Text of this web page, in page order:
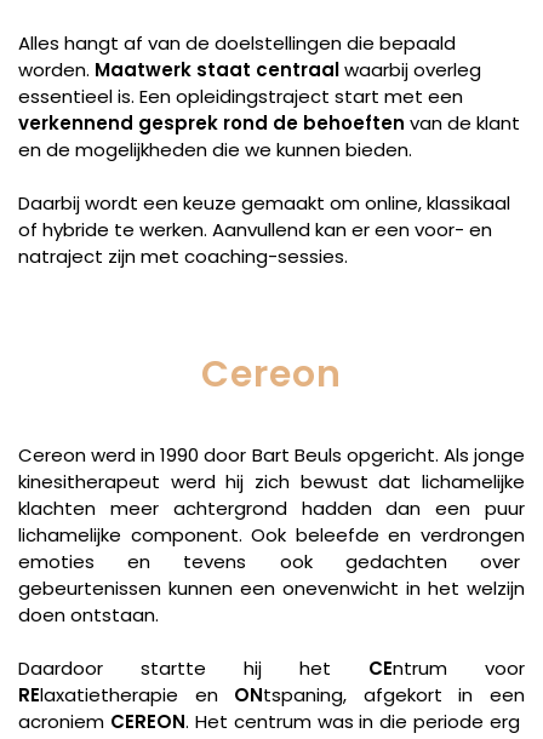
Alles hangt af van de doelstellingen die bepaald
worden. Maatwerk staat centraalwaarbij overleg
essentieel is. Een opleidingstraject start met een
verkennend gesprek rond de behoeften van de klant
en de mogelijkheden die we kunnen bieden.
Daarbij wordt een keuze gemaakt om online, klassikaal
of hybride te werken. Aanvullend kan er een voor- en
natraject zijn met coaching-sessies.
Cereon
Cereon werd in 1990 door Bart Beuls opgericht. Als jonge
kinesitherapeut werd hij zich bewust dat lichamelijke
klachten meer achtergrond hadden dan een puur
lichamelijke component. Ook beleefde en verdrongen
emoties en tevens ook gedachten over
gebeurtenissen kunnen een onevenwicht in het welzijn
doen ontstaan.
Daardoor startte hij het CEntrum voor
RElaxatietherapie en ONtspaning, afgekort in een
acroniem CEREON. Het centrum was in die periode erg